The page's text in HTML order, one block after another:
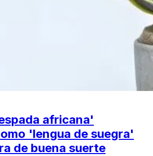
africana'
'lengua de suegra'
de buena suerte